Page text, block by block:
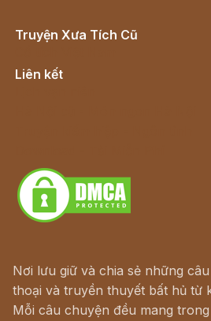
Truyện Xưa Tích Cũ
Liên kết
Nơi lưu giữ và chia sẻ những
thoại và truyền thuyết bất hủ từ
Mỗi câu chuyện đều mang